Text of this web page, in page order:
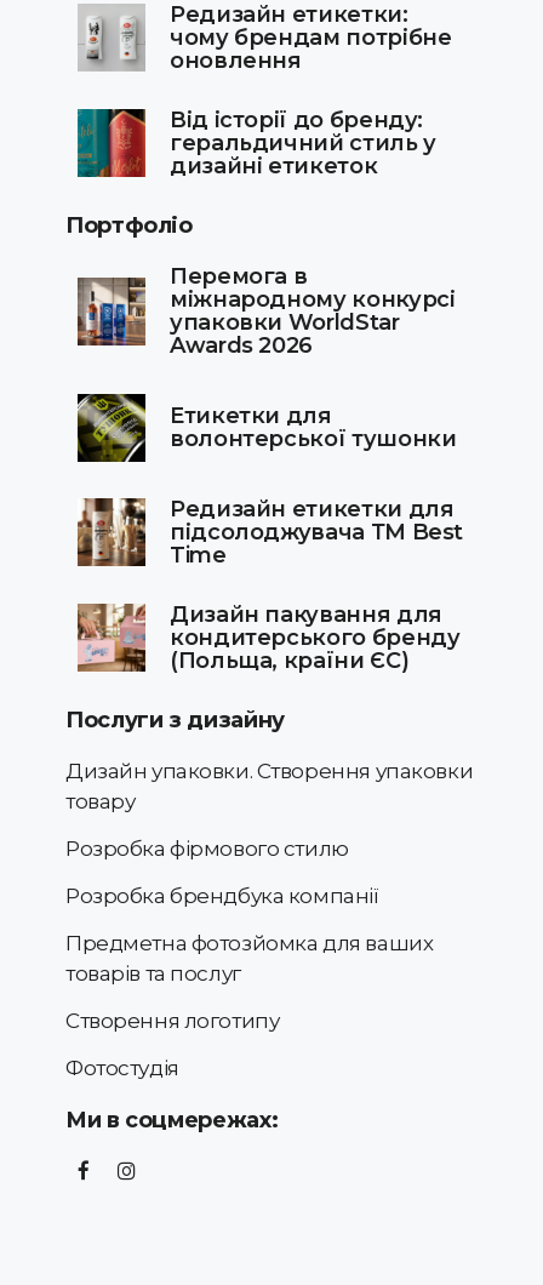
Редизайн етикетки:
чому брендам потрібне
оновлення
Від історії до бренду:
геральдичний стиль у
дизайні етикеток
Портфоліо
Перемога в
міжнародному конкурсі
упаковки WorldStar
Awards 2026
Етикетки для
волонтерської тушонки
Редизайн етикетки для
підсолоджувача ТМ Best
Time
Дизайн пакування для
кондитерського бренду
(Польща, країни ЄС)
Послуги з дизайну
Дизайн упаковки. Створення упаковки
товару
Розробка фірмового стилю
Розробка брендбука компанії
Предметна фотозйомка для ваших
товарів та послуг
Створення логотипу
Фотостудія
Ми в соцмережах: